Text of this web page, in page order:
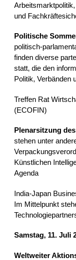
und
Politische
politisch-
finden diverse
statt, die den
Politik, Verbänden
Treffen Rat
(ECOFIN)
Plenarsitzung
stehen unter
Künstlichen
Agenda
India-Japan
Im Mittelpunkt
Samstag, 11. Juli
Weltweiter